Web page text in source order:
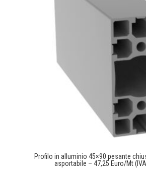
Profilo in alluminio 45×90 pesante
asportabile – 47,25 Euro/Mt